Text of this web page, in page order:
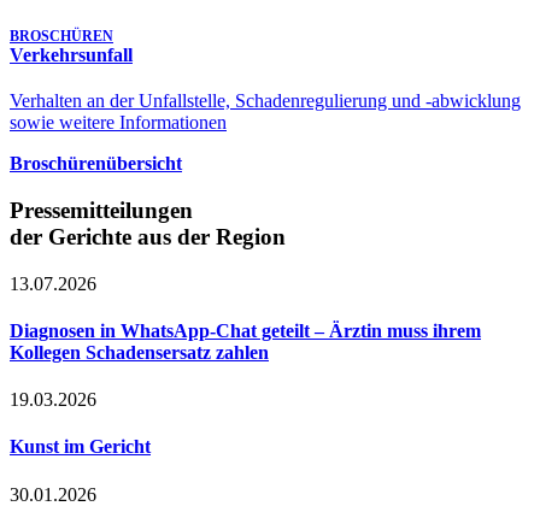
BROSCHÜREN
Verkehrsunfall
Verhalten an der Unfallstelle, Schadenregulierung und -abwicklung
sowie weitere Informationen
Broschürenübersicht
Pressemitteilungen
der Gerichte aus der Region
13.07.2026
Diagnosen in WhatsApp-Chat geteilt – Ärztin muss ihrem
Kollegen Schadensersatz zahlen
19.03.2026
Kunst im Gericht
30.01.2026